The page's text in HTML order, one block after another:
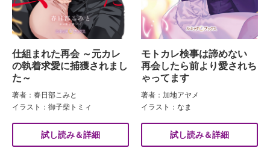
仕組まれた再会 ～元カレ
の執着求愛に捕獲されまし
た～
著者：春日部こみと
イラスト：御子柴トミィ
試し読み＆詳細
モトカレ検事は諦めない
再会したら前より愛されち
ゃってます
著者：加地アヤメ
イラスト：なま
試し読み＆詳細